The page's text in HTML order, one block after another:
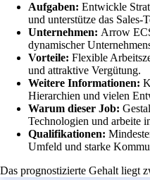
Aufgaben: Entwickle
und unterstütze das Sales-
Unternehmen: Arrow
dynamischer
Vorteile: Flexible
und attraktive Vergütung.
Weitere Informationen:
Hierarchien und vielen
Warum dieser Job:
Technologien und arbeite
Qualifikationen:
Umfeld und starke
Das prognostizierte Gehalt liegt